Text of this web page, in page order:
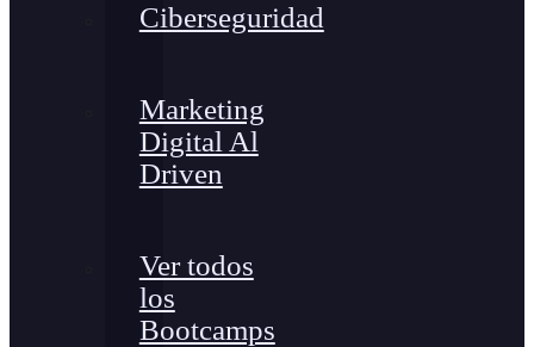
Ciberseguridad
Marketing
Digital Al
Driven
Ver todos
los
Bootcamps